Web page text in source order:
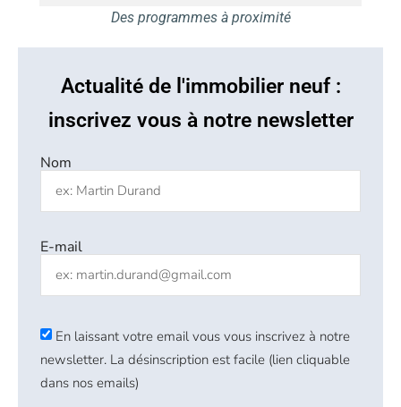
Des programmes à proximité
Actualité de l'immobilier neuf :
inscrivez vous à notre newsletter
Nom
E-mail
En laissant votre email vous vous inscrivez à notre
newsletter. La désinscription est facile (lien cliquable
dans nos emails)